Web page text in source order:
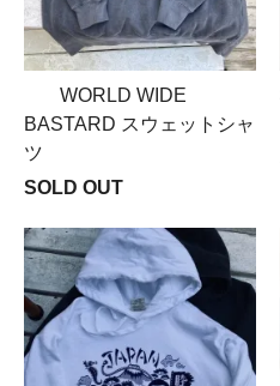
WORLD WIDE
BASTARD スウェットシャ
ツ
SOLD OUT